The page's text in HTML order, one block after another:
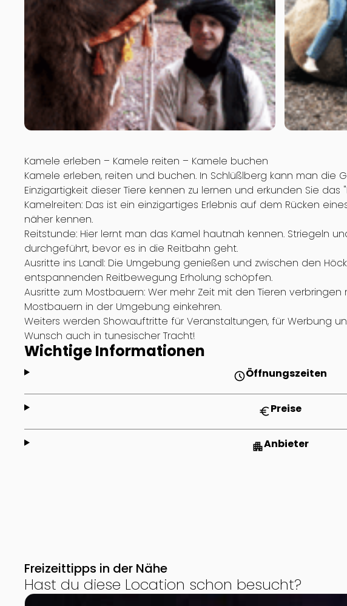
Kamele erleben – Kamele reiten – Kamele buchen
Kamele erleben, reiten und buchen. In Schlüßlberg kann man die
Einzigartigkeit dieser Tiere kennen zu lernen und erkunden Sie das
Kamelreiten: Das ist ein einzigartiges Erlebnis auf dem Rücken
näher kennen.
Reitstunde: Hier lernt man das Kamel hautnah kennen. Striegeln
durchgeführt, bevor es in die Reitbahn geht.
Ausritte ins Landl: Die Umgebung genießen und zwischen den
entspannenden Reitbewegung Erholung schöpfen.
Ausritte zum Mostbauern: Wer mehr Zeit mit den Tieren
Mostbauern in der Umgebung einkehren.
Weiters werden Showauftritte für Veranstaltungen, für Werbung
Wunsch auch in tunesischer Tracht!
Wichtige Informationen
scheduleÖffnungszeiten
euroPreise
apartmentAnbieter
Freizeittipps in der Nähe
Hast du diese Location schon besucht?
Zur Detailseite von Kinder- und Jugendprogramm der Hofbühne